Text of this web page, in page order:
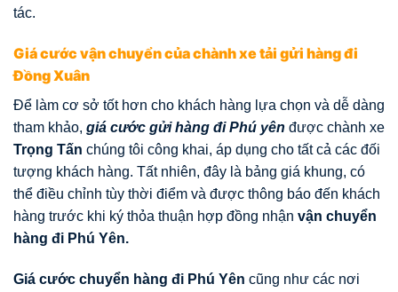
tác.
Giá cước vận chuyển của chành xe tải gửi hàng đi
Đồng Xuân
Để làm cơ sở tốt hơn cho khách hàng lựa chọn và dễ dàng
tham khảo, giá cước gửi hàng đi Phú yên được chành xe
Trọng Tấn chúng tôi công khai, áp dụng cho tất cả các đối
tượng khách hàng. Tất nhiên, đây là bảng giá khung, có
thể điều chỉnh tùy thời điểm và được thông báo đến khách
hàng trước khi ký thỏa thuận hợp đồng nhận vận chuyển
hàng đi Phú Yên.
Giá cước chuyển hàng đi Phú Yên cũng như các nơi